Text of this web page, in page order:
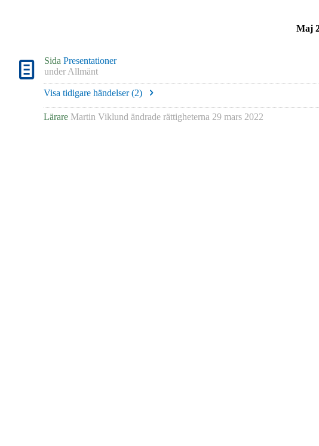
Maj
Sida Presentationer
under Allmänt
Visa tidigare händelser (2)
Lärare Martin Viklund ändrade rättigheterna 29 mars 2022